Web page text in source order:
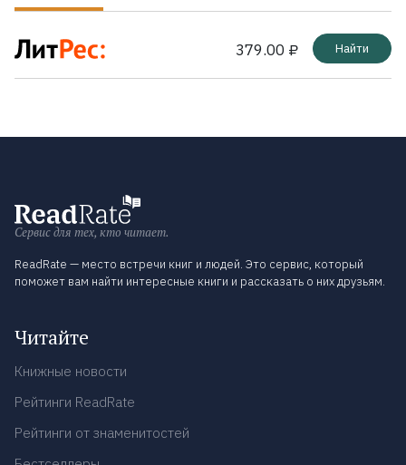
379.00 ₽ Найти
Сервис для тех, кто читает.
ReadRate — место встречи книг и людей. Это сервис, который
поможет вам найти интересные книги и рассказать о них друзьям.
Читайте
Книжные новости
Рейтинги ReadRate
Рейтинги от знаменитостей